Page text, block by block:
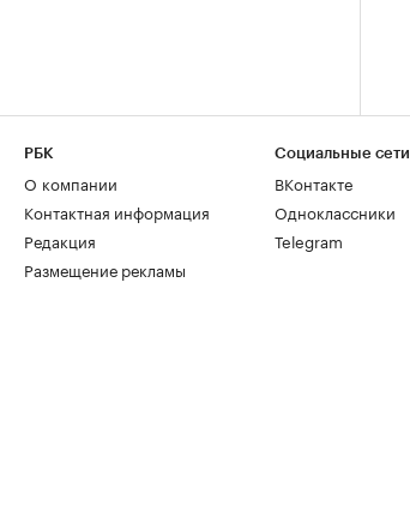
РБК
О компании
Контактная информация
Редакция
Размещение рекламы
Социальные сети
ВКонтакте
Одноклассники
Telegram